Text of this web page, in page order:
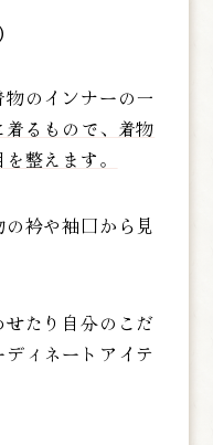
のインナーの一
るもので、着物
整えます。
衿や袖口から見
たり自分のこだ
ィネートアイテ